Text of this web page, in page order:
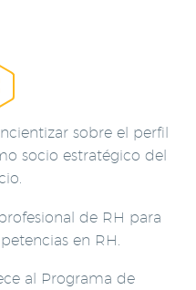
sobre el perfil
socio estratégico del
de RH para
en RH.
al Programa de